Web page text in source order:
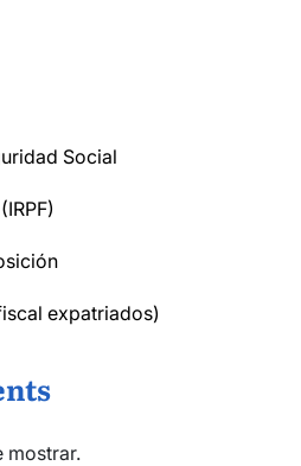
Social
expatriados)
mostrar.